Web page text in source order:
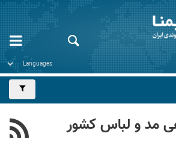
مد و لباس کشور